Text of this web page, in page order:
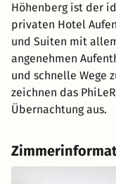
Höhenberg ist der
privaten Hotel
und Suiten mit
angenehmen
und schnelle Wege
zeichnen das
Übernachtung aus.